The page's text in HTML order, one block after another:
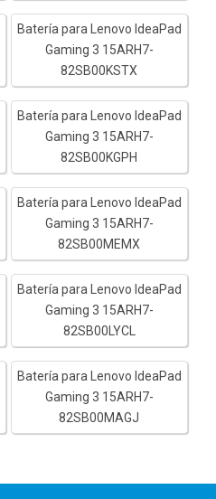
Batería para Lenovo IdeaPad
Gaming 3 15ARH7-
82SB00KSTX
Batería para Lenovo IdeaPad
Gaming 3 15ARH7-
82SB00KGPH
Batería para Lenovo IdeaPad
Gaming 3 15ARH7-
82SB00MEMX
Batería para Lenovo IdeaPad
Gaming 3 15ARH7-
82SB00LYCL
Batería para Lenovo IdeaPad
Gaming 3 15ARH7-
82SB00MAGJ